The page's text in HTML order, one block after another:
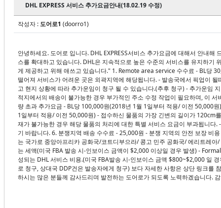
DHL EXPRESS 서비스 추가요금안내(18.02.19 수정)
작성자 : 도어로1 (doorro1)
안녕하세요. 도어로 입니다. DHL EXPRESS서비스 추가요금에 대해서 안내
스를 확대하고 있습니다. DHL은 지속적으로 높은 수준의 서비스를 유지하
게 제공하고 위해 애쓰고 있습니다." 1. Remote area service 수수료 - BL당
떨어져 서비스가 어려운 곳은 외곽지역에 해당됩니다. - 발송국에서 픽업이
고 현지 상황에 따라 추가운임이 청구 될 수 있습니다.(추후 청구) - 추가운임
적지에서의 배송이 불가능한 경우 부가적인 주소 수정 작업이 필요하며, 이
량 초과 추가요금 - BL당 100,000원(2018년 1월 1일부터 적용/ 이전 50,000
1일부터 적용/ 이전 50,000원) - 접수하신 물품의 가장 긴변의 길이가
재가 불가능한 경우 해당 물품의 처리에 대한 특별 서비스 요금이 부과됩니
기 바랍니다. 6. 분쟁지역 배송 수수료 - 25,000원 - 분쟁 지역의 안전 보장
는 국가로 중앙아프리카 공화국/코트디부으라/ 콩고 민주 공화국/ 에리트레
는 세액(미국 FBA 발송 시-인보이스 금액이 $2,000 이상일 경우 발생) -
성되는 DHL 서비스 비용.(미국 FBA발송 시-인보이스 금액 $800~$2,000 일
로 청구, 상대국 DDP건은 발송자에게 청구) 보다 자세한 사항은 상단 링크를
하시는 많은 분들께 감사드리며 발전하는 도어로가 되도록 노력하겠습니다.